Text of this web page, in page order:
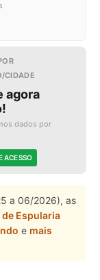
CIDADE
agora
dados por
ACESSO
a 06/2026), as
Espularia
e mais